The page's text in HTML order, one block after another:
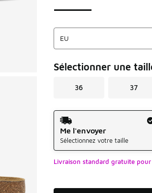
Sélectionner une
36 37
Mode d'expédition
Me l'envoyer
Sélectionnez votre taille
Livraison standard gratuite pour